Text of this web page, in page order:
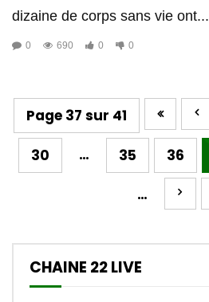
dizaine de corps sans vie ont...
0 690 0 0
Page 37 sur 41
30 … 35 36
…
CHAINE 22 LIVE